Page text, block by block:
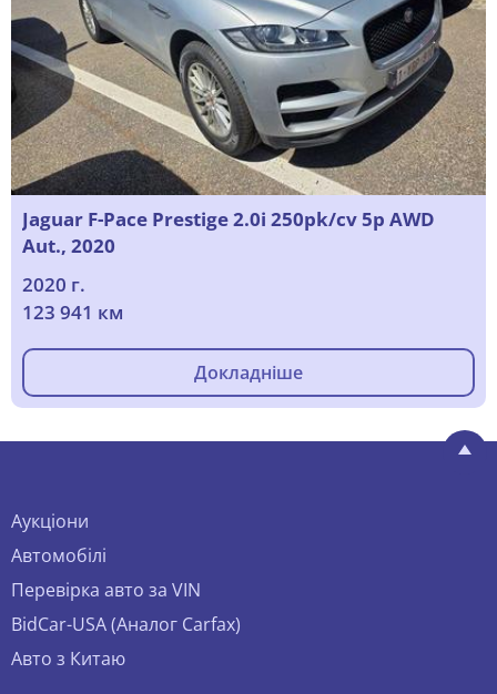
Jaguar F-Pace Prestige 2.0i 250pk/cv 5p AWD
Aut., 2020
2020 г.
123 941 км
Докладніше
Аукціони
Автомобілі
Перевірка авто за VIN
BidCar-USA (Аналог Carfax)
Авто з Китаю